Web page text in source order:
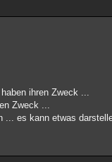
ihren Zweck ...
Zweck ...
es kann etwas